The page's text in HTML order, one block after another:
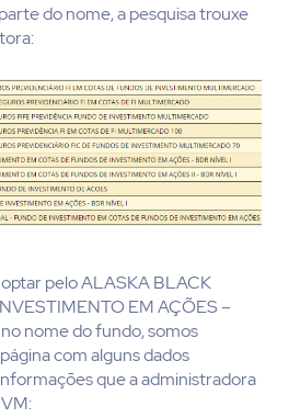
do nome, a pesquisa trouxe
peloALASKA BLACK
EM AÇÕES –
nome do fundo, somos
com alguns dados
que a administradora